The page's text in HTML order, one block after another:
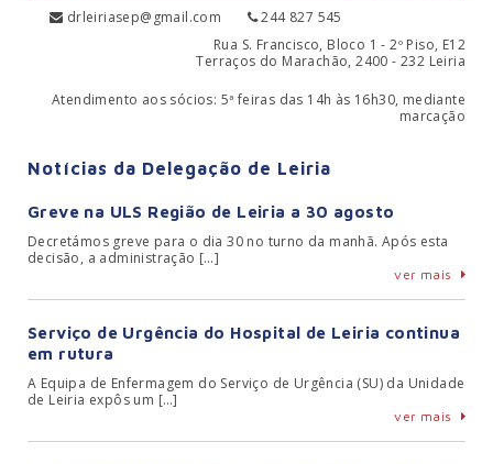
drleiriasep@gmail.com
244 827 545
Rua S. Francisco, Bloco 1 - 2º Piso, E12
Terraços do Marachão, 2400 - 232 Leiria
Atendimento aos sócios: 5ª feiras das 14h às 16h30, mediante
marcação
Notícias da Delegação de Leiria
Greve na ULS Região de Leiria a 30 agosto
Decretámos greve para o dia 30 no turno da manhã. Após esta
decisão, a administração […]
ver mais
Serviço de Urgência do Hospital de Leiria continua
em rutura
A Equipa de Enfermagem do Serviço de Urgência (SU) da Unidade
de Leiria expôs um […]
ver mais